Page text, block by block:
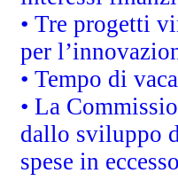
• Tre progetti
per
• Tempo di
• La
dallo sviluppo
spese in